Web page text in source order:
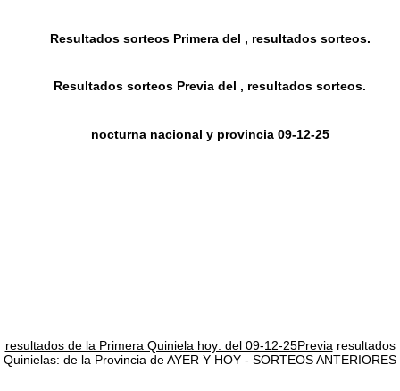
Resultados sorteos Primera del , resultados sorteos.
Resultados sorteos Previa del , resultados sorteos.
nocturna nacional y provincia 09-12-25
resultados de la Primera Quiniela hoy: del 09-12-25Previa resultados
Quinielas: de la Provincia de AYER Y HOY - SORTEOS ANTERIORES